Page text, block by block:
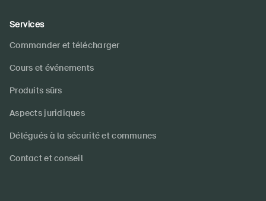
Services
Commander et télécharger
Cours et événements
Produits sûrs
Aspects juridiques
Délégués à la sécurité et communes
Contact et conseil